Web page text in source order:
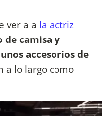
ver a a la actriz
de camisa y
accesorios de
a lo largo como